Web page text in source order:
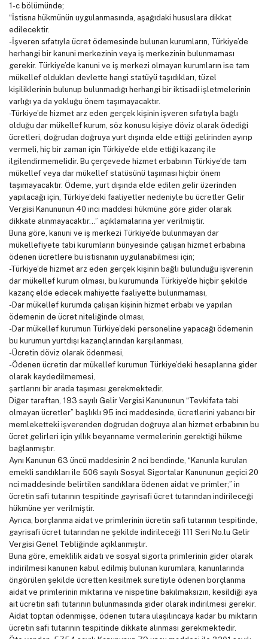
1-c bölümünde;
“İstisna hükmünün uygulanmasında, aşağıdaki hususlara dikkat
edilecektir.
-İşveren sıfatıyla ücret ödemesinde bulunan kurumların, Türkiye’de
herhangi bir kanuni merkezinin veya iş merkezinin bulunmaması
gerekir. Türkiye’de kanuni ve iş merkezi olmayan kurumların ise tam
mükellef oldukları devlette hangi statüyü taşıdıkları, tüzel
kişiliklerinin bulunup bulunmadığı herhangi bir iktisadi işletmelerinin
varlığı ya da yokluğu önem taşımayacaktır.
-Türkiye’de hizmet arz eden gerçek kişinin işveren sıfatıyla bağlı
olduğu dar mükellef kurum, söz konusu kişiye döviz olarak ödediği
ücretleri, doğrudan doğruya yurt dışında elde ettiği gelirinden ayırıp
vermeli, hiç bir zaman için Türkiye’de elde ettiği kazanç ile
ilgilendirmemelidir. Bu çerçevede hizmet erbabının Türkiye’de tam
mükellef veya dar mükellef statüsünü taşıması hiçbir önem
taşımayacaktır. Ödeme, yurt dışında elde edilen gelir üzerinden
yapılacağı için, Türkiye’deki faaliyetler nedeniyle bu ücretler Gelir
Vergisi Kanununun 40 ıncı maddesi hükmüne göre gider olarak
dikkate alınmayacaktır…” açıklamalarına yer verilmiştir.
Buna göre, kanuni ve iş merkezi Türkiye’de bulunmayan dar
mükellefiyete tabi kurumların bünyesinde çalışan hizmet erbabına
ödenen ücretlere bu istisnanın uygulanabilmesi için;
-Türkiye’de hizmet arz eden gerçek kişinin bağlı bulunduğu işverenin
dar mükellef kurum olması, bu kurumunda Türkiye’de hiçbir şekilde
kazanç elde edecek mahiyette faaliyette bulunmaması,
-Dar mükellef kurumda çalışan kişinin hizmet erbabı ve yapılan
ödemenin de ücret niteliğinde olması,
-Dar mükellef kurumun Türkiye’deki personeline yapacağı ödemenin
bu kurumun yurtdışı kazançlarından karşılanması,
-Ücretin döviz olarak ödenmesi,
-Ödenen ücretin dar mükellef kurumun Türkiye’deki hesaplarına gider
olarak kaydedilmemesi,
şartlarını bir arada taşıması gerekmektedir.
Diğer taraftan, 193 sayılı Gelir Vergisi Kanununun “Tevkifata tabi
olmayan ücretler” başlıklı 95 inci maddesinde, ücretlerini yabancı bir
memleketteki işverenden doğrudan doğruya alan hizmet erbabının bu
ücret gelirleri için yıllık beyanname vermelerinin gerektiği hükme
bağlanmıştır.
Aynı Kanunun 63 üncü maddesinin 2 nci bendinde, “Kanunla kurulan
emekli sandıkları ile 506 sayılı Sosyal Sigortalar Kanununun geçici 20
nci maddesinde belirtilen sandıklara ödenen aidat ve primler;” in
ücretin safi tutarının tespitinde gayrisafi ücret tutarından indirileceği
hükmüne yer verilmiştir.
Ayrıca, borçlanma aidat ve primlerinin ücretin safi tutarının tespitinde,
gayrisafi ücret tutarından ne şekilde indirileceği 111 Seri No.lu Gelir
Vergisi Genel Tebliğinde açıklanmıştır.
Buna göre, emeklilik aidatı ve sosyal sigorta primlerinin gider olarak
indirilmesi kanunen kabul edilmiş bulunan kurumlara, kanunlarında
öngörülen şekilde ücretten kesilmek suretiyle ödenen borçlanma
aidat ve primlerinin miktarına ve nispetine bakılmaksızın, kesildiği aya
ait ücretin safi tutarının bulunmasında gider olarak indirilmesi gerekir.
Aidat toptan ödenmişse, ödenen tutara ulaşılıncaya kadar bu miktarın
ücretin safi tutarının tespitinde dikkate alınması gerekmektedir.